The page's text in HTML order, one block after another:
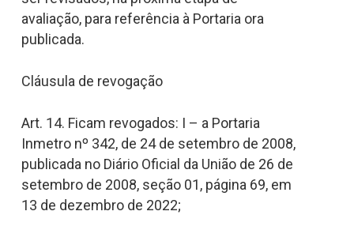
avaliação, para referência à Portaria ora
publicada.
Cláusula de revogação
Art. 14. Ficam revogados: I – a Portaria
Inmetro nº 342, de 24 de setembro de 2008,
publicada no Diário Oficial da União de 26 de
setembro de 2008, seção 01, página 69, em
13 de dezembro de 2022;